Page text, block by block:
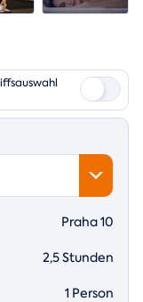
Praha 10
2,5 Stunden
1 Person